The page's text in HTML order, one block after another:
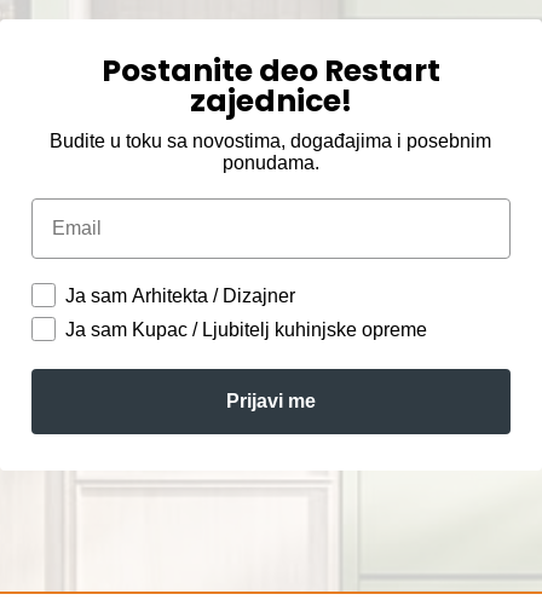
Postanite deo Restart
zajednice!
Budite u toku sa novostima, događajima i posebnim
ponudama.
Email
Ja sam Arhitekta / Dizajner
Ja sam Kupac / Ljubitelj kuhinjske opreme
Prijavi me